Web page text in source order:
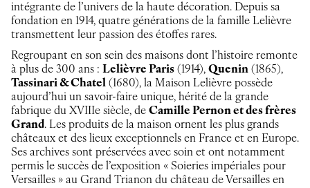
intégrante de l’univers de la haute décoration. Depuis sa
fondation en 1914, quatre générations de la famille Lelièvre
transmettent leur passion des étoffes rares.
Regroupant en son sein des maisons dont l’histoire remonte
à plus de 300 ans : Lelièvre Paris (1914), Quenin (1865),
Tassinari & Chatel (1680), la Maison Lelièvre possède
aujourd’hui un savoir-faire unique, hérité de la grande
fabrique du XVIIIe siècle, de Camille Pernon et des frères
Grand. Les produits de la maison ornent les plus grands
châteaux et des lieux exceptionnels en France et en Europe.
Ses archives sont préservées avec soin et ont notamment
permis le succès de l’exposition « Soieries impériales pour
Versailles » au Grand Trianon du château de Versailles en